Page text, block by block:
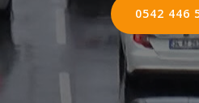
0542 446